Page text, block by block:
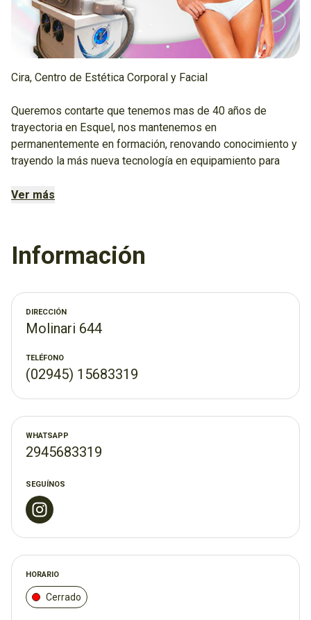
Cira, Centro de Estética Corporal y Facial
Queremos contarte que tenemos mas de 40 años de
trayectoria en Esquel, nos mantenemos en
permanentemente en formación, renovando conocimiento y
trayendo la más nueva tecnología en equipamiento para
¡Te esperamos!
Ver más
Información
DIRECCIÓN
Molinari 644
TELÉFONO
(02945) 15683319
WHATSAPP
2945683319
SEGUÍNOS
HORARIO
Cerrado